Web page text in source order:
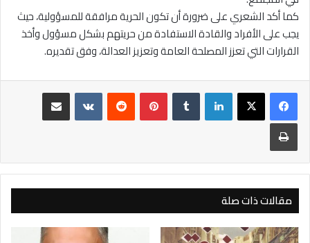
كما أكد الشعري على ضرورة أن تكون الحرية مرافقة للمسؤولية، حيث
يجب على الأفراد والقادة الاستفادة من حريتهم بشكل مسؤول وأخذ
القرارات التي تعزز المصلحة العامة وتعزيز العدالة، وفق تقديره.
لينكدإن بينتيريست
مشاركة عبر البريد
طباعة
مقالات ذات صلة